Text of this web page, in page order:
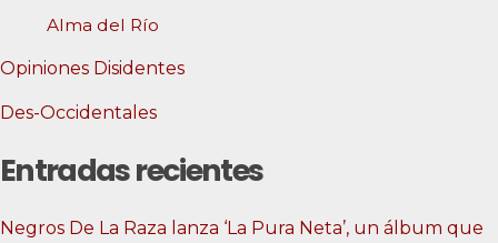
Alma del Río
Opiniones Disidentes
Des-Occidentales
Entradas recientes
Negros De La Raza lanza ‘La Pura Neta’, un álbum que